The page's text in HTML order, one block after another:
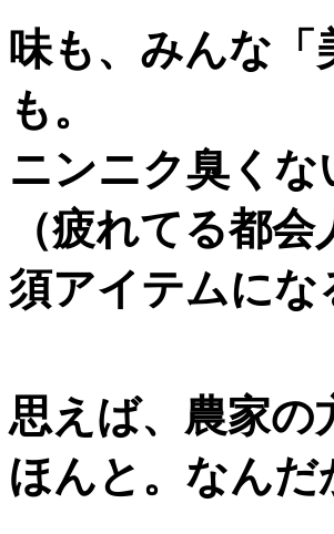
味も、みんな
も。
ニンニク臭く
（疲れてる都
須アイテムにな
思えば、農家の
ほんと。なん